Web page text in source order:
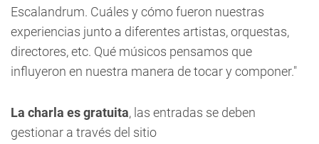
Escalandrum. Cuáles y cómo fueron nuestras
experiencias junto a diferentes artistas, orquestas,
directores, etc. Qué músicos pensamos que
influyeron en nuestra manera de tocar y componer."
La charla es gratuita, las entradas se deben
gestionar a través del sitio